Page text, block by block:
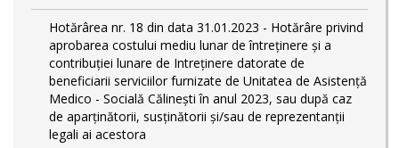
Hotărârea nr. 18 din data 31.01.2023 - Hotărâre privind
aprobarea costului mediu lunar de întreţinere şi a
contribuţiei lunare de Intreţinere datorate de
beneficiarii serviciilor furnizate de Unitatea de Asistenţă
Medico - Socială Călineşti în anul 2023, sau după caz
de aparţinătorii, susţinătorii şi/sau de reprezentanţii
legali ai acestora